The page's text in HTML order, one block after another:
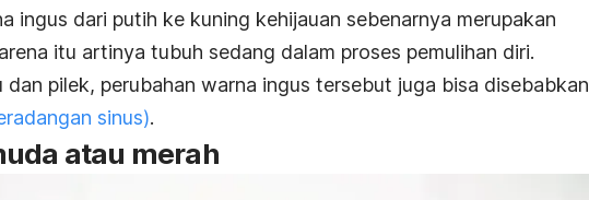
ingus dari putih ke kuning kehijauan sebenarnya merupakan
itu artinya tubuh sedang dalam proses pemulihan diri.
dan pilek, perubahan warna ingus tersebut juga bisa disebabkan
sinus).
atau merah